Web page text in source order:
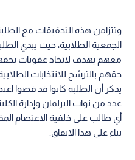
وتتزامن هذه التحقيقات مع
الجمعية الطلابية، حيث يبدي
معهم يهدف لاتخاذ عقوبات
حقهم بالترشح للانتخابات
يذكر أن الطلبة كانوا قد فضوا
عدد من نواب البرلمان وإدارة
أي طالب على خلفية الاعتصام
بناء على هذا الاتفاق.